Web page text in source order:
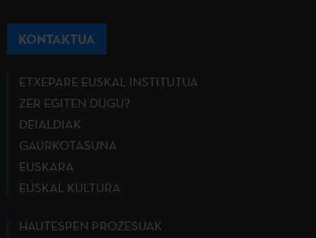
KONTAKTUA
ETXEPARE EUSKAL INSTITUTUA
ZER EGITEN DUGU?
DEIALDIAK
GAURKOTASUNA
EUSKARA
EUSKAL KULTURA
HAUTESPEN PROZESUAK